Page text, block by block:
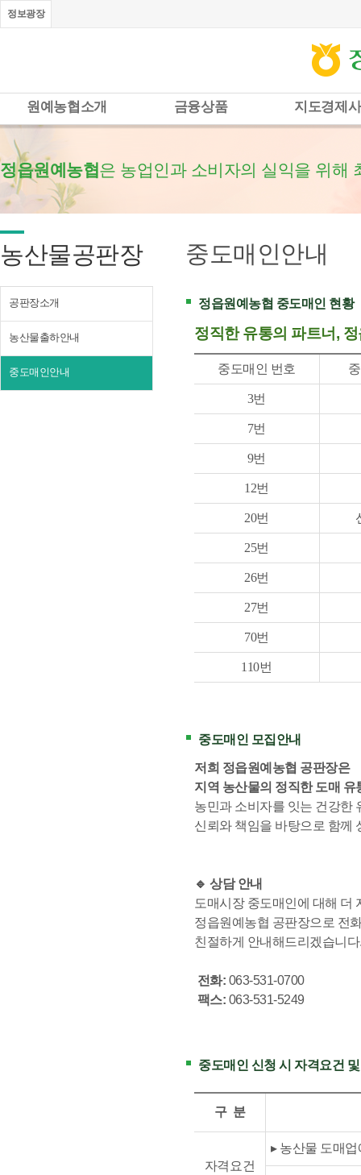
정보광장
원예농협소개 금융상품 지도경제
정읍원예농협은 농업인과 소비자의 실익을 위해
농산물공판장
공판장소개
농산물출하안내
중도매인안내
중도매인안내
정읍원예농협 중도매인 현황
정직한 유통의 파트너,
중도매인 번호
3번
7번
9번
12번
20번
25번
26번
27번
70번
110번
중도매인 모집안내
저희 정읍원예농협 공판장은
지역 농산물의 정직한 도매
농민과 소비자를 잇는 건강한
신뢰와 책임을 바탕으로 함께
🔹 상담 안내
도매시장 중도매인에 대해 더
정읍원예농협 공판장으로 전
친절하게 안내해드리겠습니
전화: 063-531-0700
팩스: 063-531-5249
중도매인 신청 시 자격요건
구 분
자격요건
▸ 농산물 도매